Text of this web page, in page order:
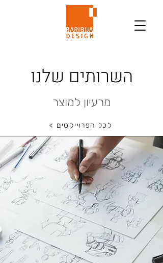
השרותים שלנו
מרעיון למוצר
< לכל הפרוייקטים